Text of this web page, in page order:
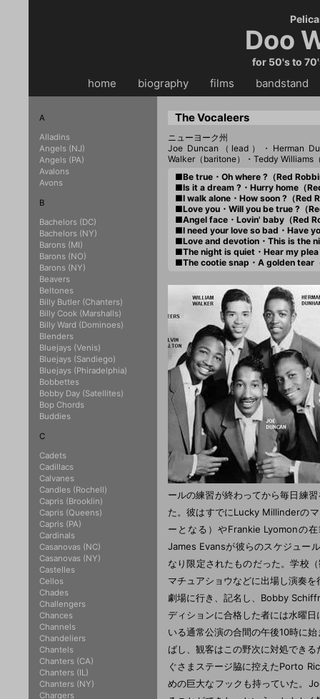
Doo
for 50's to
home biography・・ films bandstand
The Vocaleers
ニューヨーク州
Joe Duncan（lead）・Herman
Walker（baritone）・Teddy Williams
■Be true・Oh where ?（Red
■Is it a dream ?・Hurry home（
■I walk alone・How soon ?（Red
■Love you・Will you be true ?（
■Angel face・Lovin' baby（Red
■I need your love so bad・Have
■Love and devotion・This is the
■The night is quiet・Hear my
■The cootie snap・A golden tear
ールの練習が終わってから毎日練
た。彼はすでにLucky Millinderの
ーとなる）やFrankie Lyomonの
James Evansが彼らのスケジュー
なり限定されたものだった。学校
マチュアショウなどに出場し演奏
劇場に行き、記名し、Bobby
ディションに合格した者には水曜
いる通常公演の合間の午後10時に
ばし、観客はこの野次に対処でき
ぐさまステージ脇に控えたPorto
めの巨大なフックも持っていた。
A
Alladins
Angels (NJ)
Angels (PA)
Avalons
Avons
B
Bachelors (DC)
Bachelors (NY)
Barons (MI)
Barons (NO)
Barons (NY)
Beavers
Beltones
Billy Butler (Chanters)
Billy Cook (Marshalls)
Billy Ward (Dominoes)
Blenders
Bluejays (Venis)
Bluejays (Sandiego)
Bluejays (Phiradelphia)
Bobbettes
Bobby Day (Satellites)
Bop Chords
Buddies
C
Cadets
Cadillacs
Calvanes
Candles (Rochell)
Capris (Brooklin)
Capris (Queens)
Capris (PA)
Cardinals
Casanovas (NC)
Casanovas (NY)
Castelles
Cellos
Chades
Challengers
Chances
Channels
Chandeliers
Chantels
Chanters (CA)
Chanters (IL)
Chanters (NY)
Chargers